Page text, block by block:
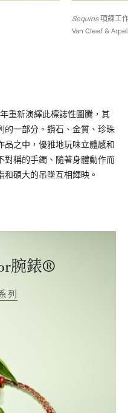
Sequins項鍊工
Van Cleef &
重新演繹此標誌性圖騰，其
的一部分。鑽石、金質、珍珠
品之中，優雅地玩味立體感和
對稱的手鐲、隨著身體動作而
碩大的吊墜互相輝映。
腕錶®
列